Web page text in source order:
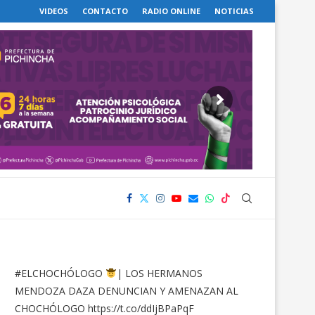
VIDEOS CONTACTO RADIO ONLINE NOTICIAS
#ELCHOCHÓLOGO
| LOS HERMANOS
MENDOZA DAZA DENUNCIAN Y AMENAZAN AL
CHOCHÓLOGO https://t.co/ddIjBPaPqF